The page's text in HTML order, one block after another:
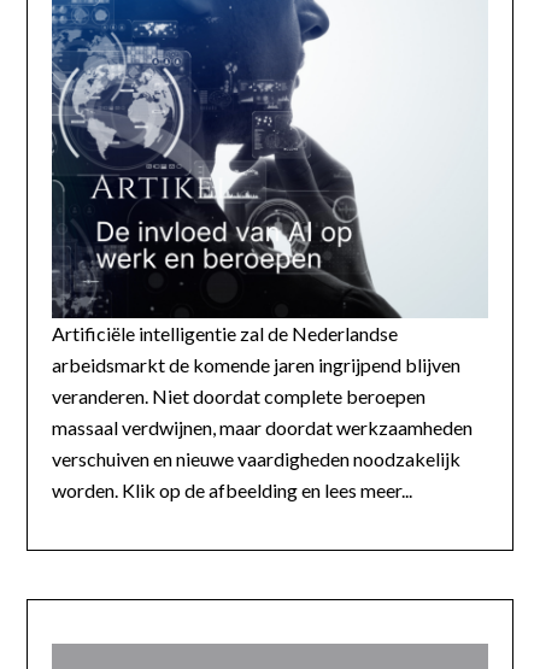
Artificiële intelligentie zal de Nederlandse
arbeidsmarkt de komende jaren ingrijpend blijven
veranderen. Niet doordat complete beroepen
massaal verdwijnen, maar doordat werkzaamheden
verschuiven en nieuwe vaardigheden noodzakelijk
worden. Klik op de afbeelding en lees meer...